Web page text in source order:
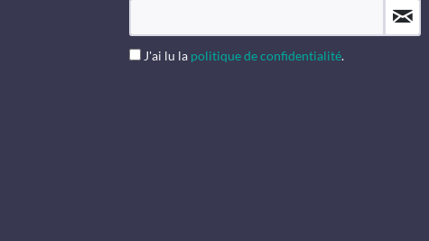
J'ai lu la politique de confidentialité.